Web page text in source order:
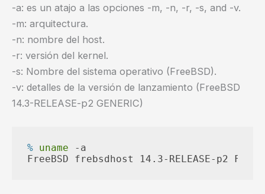
-a: es un atajo a las opciones -m, -n, -r, -s, and -v.
-m: arquitectura.
-n: nombre del host.
-r: versión del kernel.
-s: Nombre del sistema operativo (FreeBSD).
-v: detalles de la versión de lanzamiento (FreeBSD
14.3-RELEASE-p2 GENERIC)
% uname -a
FreeBSD frebsdhost 14.3-RELEASE-p2